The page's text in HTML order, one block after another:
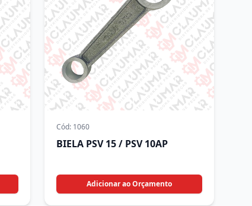
Cód: 1060
BIELA PSV 15 / PSV 10AP
Adicionar ao Orçamento